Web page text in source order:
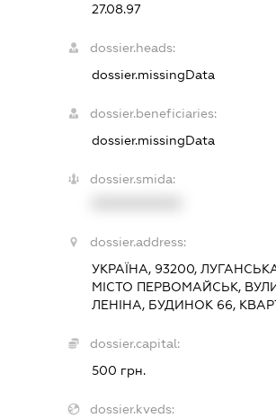
27.08.97
dossier.heads:
dossier.missingData
dossier.beneficiaries:
dossier.missingData
dossier.smida:
dossier.address:
УКРАЇНА, 93200,
МІСТО ПЕРВОМАЙСЬК,
ЛЕНІНА, БУДИНОК 66,
dossier.capital:
500 грн.
dossier.kveds: